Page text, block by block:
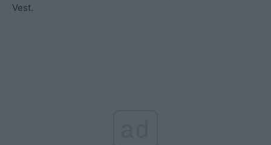
Vest.